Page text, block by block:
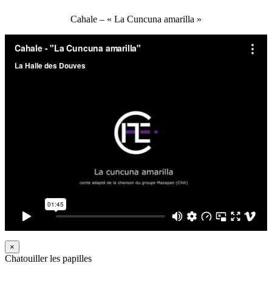
Cahale – « La Cuncuna amarilla »
×
Chatouiller les papilles